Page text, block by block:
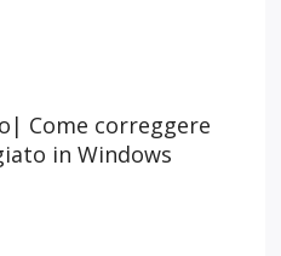
Come correggere
in Windows